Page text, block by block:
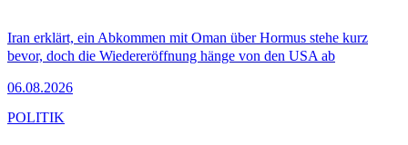
Iran erklärt, ein Abkommen mit Oman über Hormus stehe kurz
bevor, doch die Wiedereröffnung hänge von den USA ab
06.08.2026
POLITIK